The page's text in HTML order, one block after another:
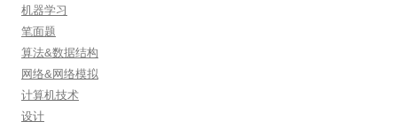
机器学习
笔面题
算法&数据结构
网络&网络模拟
计算机技术
设计